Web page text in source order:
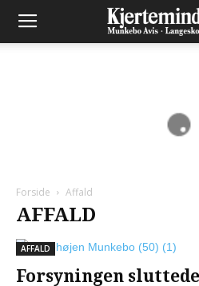
Forside Affald
AFFALD
AFFALD
Forsyningen sluttede